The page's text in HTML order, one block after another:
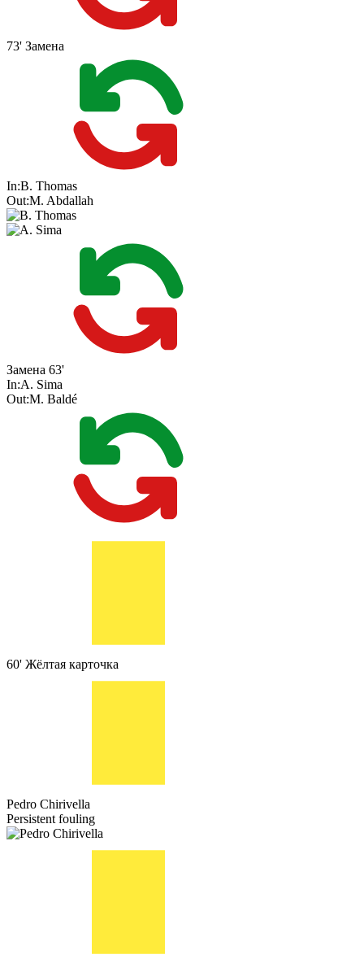
73' Замена
In:B. Thomas
Out:M. Abdallah
Замена 63'
In:A. Sima
Out:M. Baldé
60' Жёлтая карточка
Pedro Chirivella
Persistent fouling